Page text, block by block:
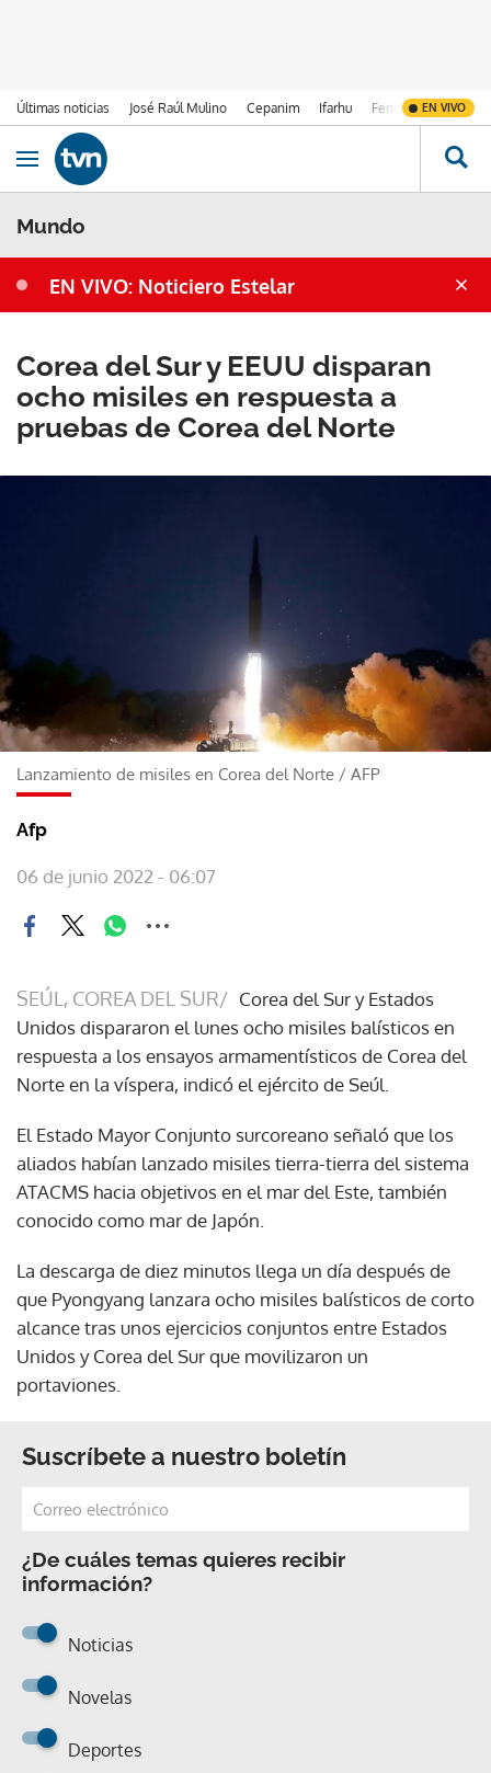
Últimas noticias José Raúl Mulino Cepanim Ifarhu Fenómeno de El
EN VIVO
Ir al contenido
Obrir navegació
Mundo
EN VIVO: Noticiero Estelar
Corea del Sur y EEUU disparan
ocho misiles en respuesta a
pruebas de Corea del Norte
Lanzamiento de misiles en Corea del Norte / AFP
Afp
06 de junio 2022 - 06:07
SEÚL, COREA DEL SUR/ Corea del Sur y Estados
Unidos dispararon el lunes ocho misiles balísticos en
respuesta a los ensayos armamentísticos de Corea del
Norte en la víspera, indicó el ejército de Seúl.
El Estado Mayor Conjunto surcoreano señaló que los
aliados habían lanzado misiles tierra-tierra del sistema
ATACMS hacia objetivos en el mar del Este, también
conocido como mar de Japón.
La descarga de diez minutos llega un día después de
que Pyongyang lanzara ocho misiles balísticos de corto
alcance tras unos ejercicios conjuntos entre Estados
Unidos y Corea del Sur que movilizaron un
portaviones.
Suscríbete a nuestro boletín
¿De cuáles temas quieres recibir
información?
Noticias
Novelas
Deportes